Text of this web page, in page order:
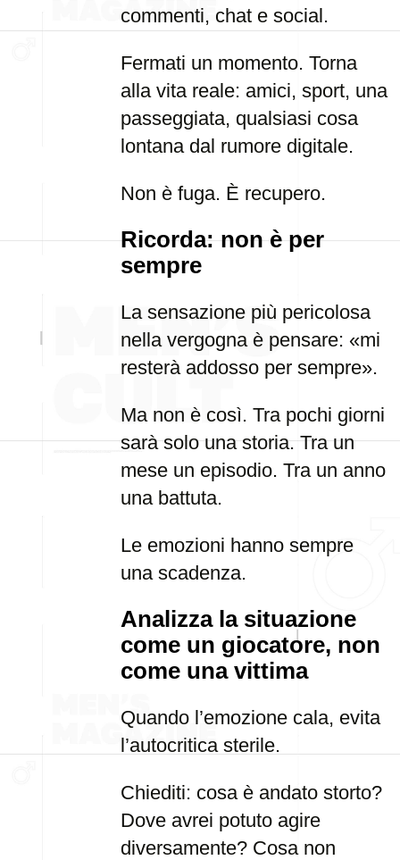
commenti, chat e social.
Fermati un momento. Torna
alla vita reale: amici, sport, una
passeggiata, qualsiasi cosa
lontana dal rumore digitale.
Non è fuga. È recupero.
Ricorda: non è per
sempre
La sensazione più pericolosa
nella vergogna è pensare: «mi
resterà addosso per sempre».
Ma non è così. Tra pochi giorni
sarà solo una storia. Tra un
mese un episodio. Tra un anno
una battuta.
Le emozioni hanno sempre
una scadenza.
Analizza la situazione
come un giocatore, non
come una vittima
Quando l’emozione cala, evita
l’autocritica sterile.
Chiediti: cosa è andato storto?
Dove avrei potuto agire
diversamente? Cosa non